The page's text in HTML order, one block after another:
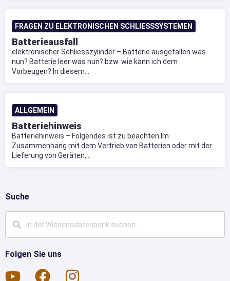
FRAGEN ZU ELEKTRONISCHEN SCHLIESSSYSTEMEN
Batterieausfall
elektronischer Schliesszylinder – Batterie ausgefallen was
nun? Batterie leer was nun? bzw. wie kann ich dem
Vorbeugen? In diesem...
ALLGEMEIN
Batteriehinweis
Batteriehinweis – Folgendes ist zu beachten Im
Zusammenhang mit dem Vertrieb von Batterien oder mit der
Lieferung von Geräten,...
Suche
Folgen Sie uns